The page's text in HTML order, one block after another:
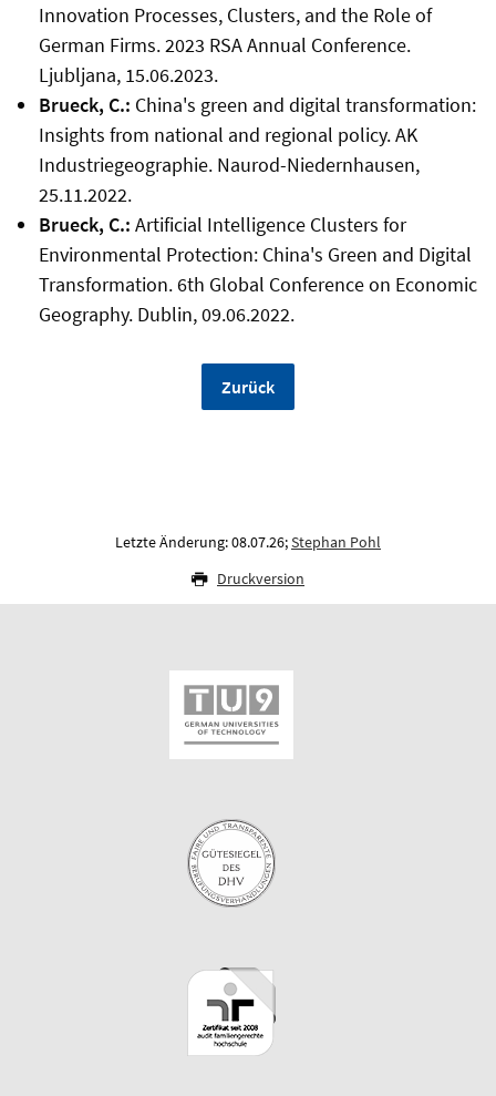
Innovation Processes, Clusters, and the Role of
German Firms. 2023 RSA Annual Conference.
Ljubljana, 15.06.2023.
Brueck, C.: China's green and digital transformation:
Insights from national and regional policy. AK
Industriegeographie. Naurod-Niedernhausen,
25.11.2022.
Brueck, C.: Artificial Intelligence Clusters for
Environmental Protection: China's Green and Digital
Transformation. 6th Global Conference on Economic
Geography. Dublin, 09.06.2022.
Zurück
Letzte Änderung: 08.07.26;Stephan Pohl
Druckversion